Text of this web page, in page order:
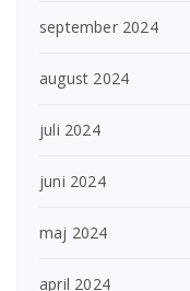
september 2024
august 2024
juli 2024
juni 2024
maj 2024
april 2024